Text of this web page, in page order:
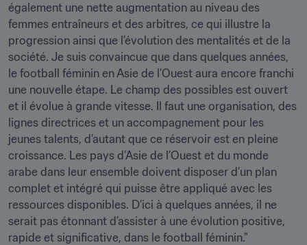
également une nette augmentation au niveau des
femmes entraîneurs et des arbitres, ce qui illustre la
progression ainsi que l’évolution des mentalités et de la
société. Je suis convaincue que dans quelques années,
le football féminin en Asie de l’Ouest aura encore franchi
une nouvelle étape. Le champ des possibles est ouvert
et il évolue à grande vitesse. Il faut une organisation, des
lignes directrices et un accompagnement pour les
jeunes talents, d’autant que ce réservoir est en pleine
croissance. Les pays d’Asie de l’Ouest et du monde
arabe dans leur ensemble doivent disposer d’un plan
complet et intégré qui puisse être appliqué avec les
ressources disponibles. D’ici à quelques années, il ne
serait pas étonnant d’assister à une évolution positive,
rapide et significative, dans le football féminin."